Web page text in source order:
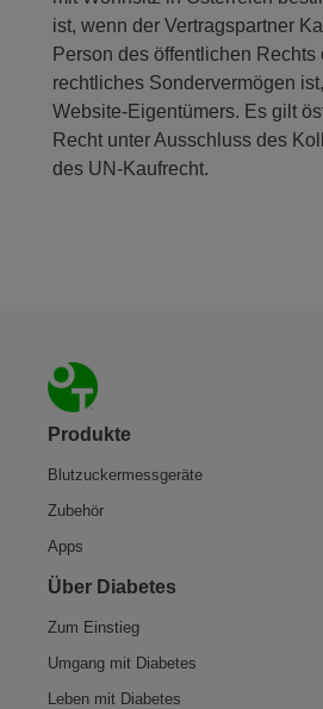
ist, wenn der Vertragspartner
Person des öffentlichen Rechts
rechtliches Sondervermögen
Website-Eigentümers. Es gilt
Recht unter Ausschluss des
des UN-Kaufrecht.
Footer
Produkte
Blutzuckermessgeräte
Zubehör
Apps
Über Diabetes
Zum Einstieg
Umgang mit Diabetes
Leben mit Diabetes